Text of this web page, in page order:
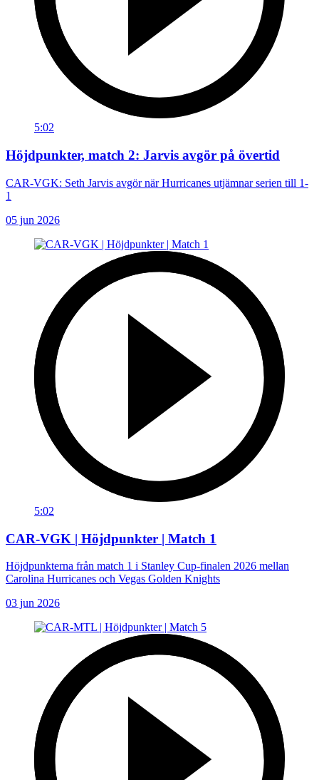
5:02
Höjdpunkter, match 2: Jarvis avgör på övertid
CAR-VGK: Seth Jarvis avgör när Hurricanes utjämnar serien till 1-
1
05 jun 2026
5:02
CAR-VGK | Höjdpunkter | Match 1
Höjdpunkterna från match 1 i Stanley Cup-finalen 2026 mellan
Carolina Hurricanes och Vegas Golden Knights
03 jun 2026